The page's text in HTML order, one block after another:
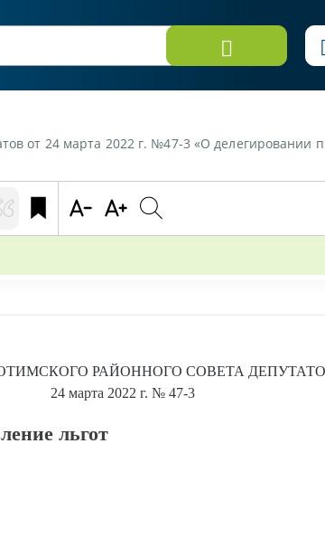
от 24 марта 2022 г. №47-3 «О делегировании
РАЙОННОГО СОВЕТА
24 марта 2022 г. № 47-3
льгот